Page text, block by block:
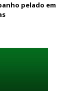
pelado em